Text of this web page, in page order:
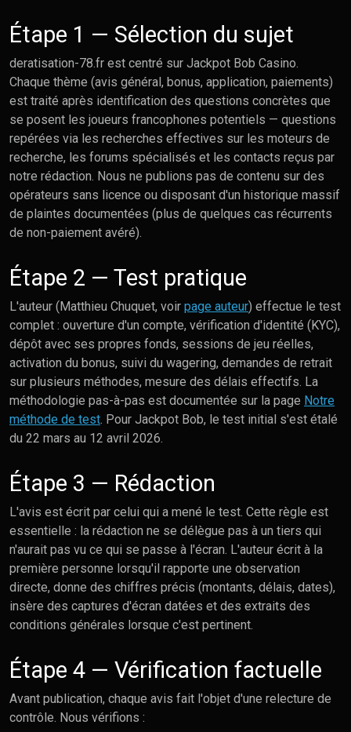
Étape 1 — Sélection du sujet
deratisation-78.fr est centré sur Jackpot Bob Casino.
Chaque thème (avis général, bonus, application, paiements)
est traité après identification des questions concrètes que
se posent les joueurs francophones potentiels — questions
repérées via les recherches effectives sur les moteurs de
recherche, les forums spécialisés et les contacts reçus par
notre rédaction. Nous ne publions pas de contenu sur des
opérateurs sans licence ou disposant d'un historique massif
de plaintes documentées (plus de quelques cas récurrents
de non-paiement avéré).
Étape 2 — Test pratique
L'auteur (Matthieu Chuquet, voir page auteur) effectue le test
complet : ouverture d'un compte, vérification d'identité (KYC),
dépôt avec ses propres fonds, sessions de jeu réelles,
activation du bonus, suivi du wagering, demandes de retrait
sur plusieurs méthodes, mesure des délais effectifs. La
méthodologie pas-à-pas est documentée sur la page Notre
méthode de test. Pour Jackpot Bob, le test initial s'est étalé
du 22 mars au 12 avril 2026.
Étape 3 — Rédaction
L'avis est écrit par celui qui a mené le test. Cette règle est
essentielle : la rédaction ne se délègue pas à un tiers qui
n'aurait pas vu ce qui se passe à l'écran. L'auteur écrit à la
première personne lorsqu'il rapporte une observation
directe, donne des chiffres précis (montants, délais, dates),
insère des captures d'écran datées et des extraits des
conditions générales lorsque c'est pertinent.
Étape 4 — Vérification factuelle
Avant publication, chaque avis fait l'objet d'une relecture de
contrôle. Nous vérifions :